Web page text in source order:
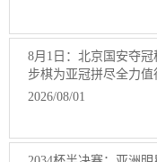
8月1日：北京国安夺
步棋为亚冠拼尽全力值
2026/08/01